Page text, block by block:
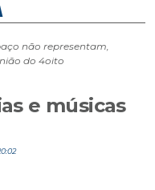
não representam,
do 4oito
e músicas